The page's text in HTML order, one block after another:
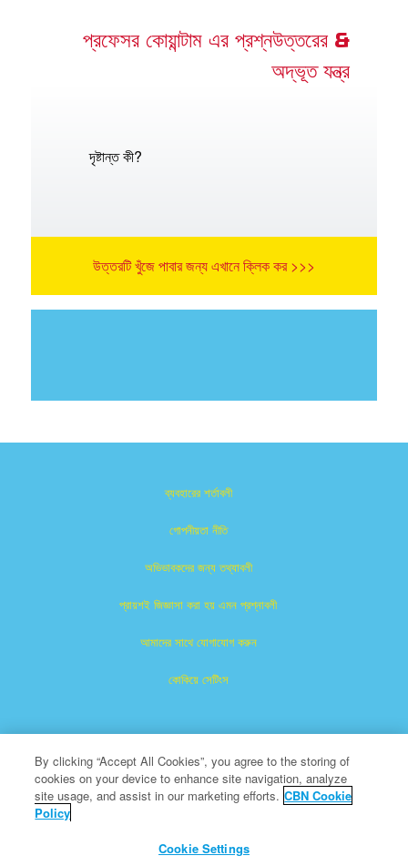
প্রফেসর কোয়ান্টাম এর প্রশ্নউত্তরের &
অদ্ভূত যন্ত্র
দৃষ্টান্ত কী?
উত্তরটি খুঁজে পাবার জন্য এখানে ক্লিক কর >>>
ব্যবহারের শর্তাবলী
গোপনীয়তা নীতি
অভিভাবকদের জন্য তথ্যাবলী
প্রায়শই জিজ্ঞাসা করা হয় এমন প্রশ্নাবলী
আমাদের সাথে যোগাযোগ করুন
কোকিয়ে সেটিংস
সুপারবুক হল দ্যা খ্রীষ্টিয়ান ব্রডকাস্টিং নেটওয়ার্কের নিবন্ধিত ট্রেডমার্কের অন্তর্ভুক্ত।
সমস্ত অধিকার সংরক্ষিত।
By clicking “Accept All Cookies”, you agree to the storing of
cookies on your device to enhance site navigation, analyze
site usage, and assist in our marketing efforts. CBN Cookie
Policy
Cookie Settings